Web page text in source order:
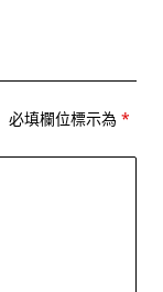
必填欄位標示為 *